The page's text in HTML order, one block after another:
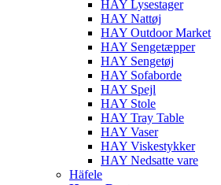
HAY Lysestager
HAY Nattøj
HAY Outdoor Market
HAY Sengetæpper
HAY Sengetøj
HAY Sofaborde
HAY Spejl
HAY Stole
HAY Tray Table
HAY Vaser
HAY Viskestykker
HAY Nedsatte vare
Häfele